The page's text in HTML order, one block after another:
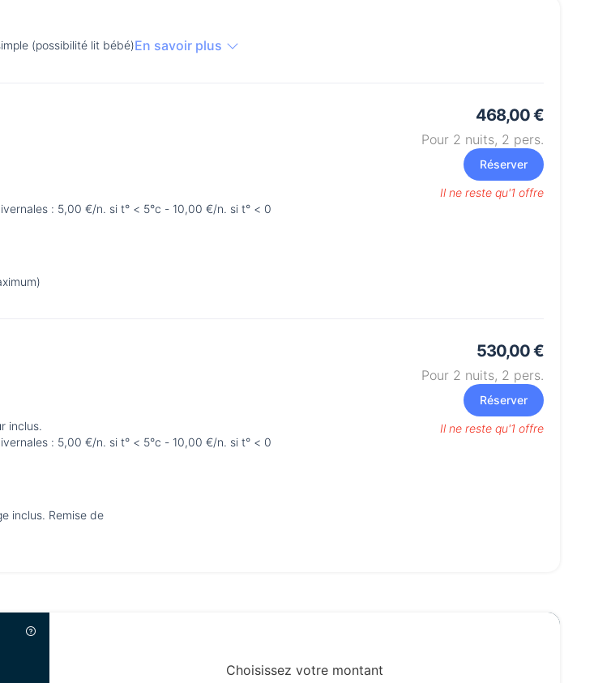
(possibilité lit bébé)En savoir plus
: 5,00 €/n. si t° < 5°c - 10,00 €/n. si t° < 0
468,00 €
Pour 2 nuits, 2 pers.
Réserver
Il ne reste qu'1 offre
inclus.
: 5,00 €/n. si t° < 5°c - 10,00 €/n. si t° < 0
530,00 €
Pour 2 nuits, 2 pers.
Réserver
Il ne reste qu'1 offre
inclus. Remise de
Choisissez votre montant